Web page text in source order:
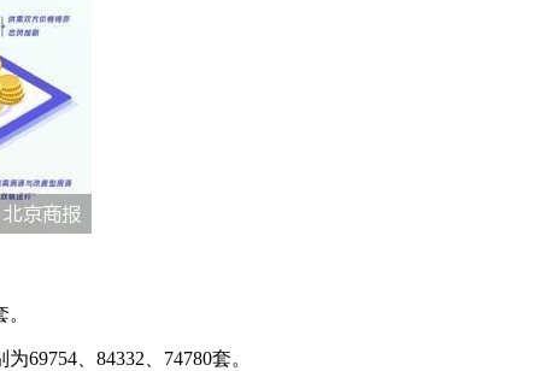
69754、84332、74780套。